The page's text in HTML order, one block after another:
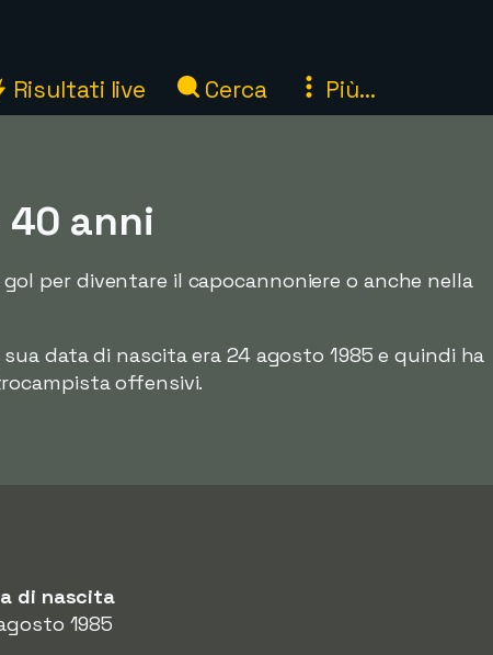
Risultati live Cerca Più...
40 anni
per diventare il capocannoniere o anche nella
sua data di nascita era 24 agosto 1985 e quindi ha
offensivi.
di nascita
1985